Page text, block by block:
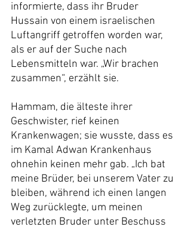
informierte, dass ihr Bruder
Hussain von einem israelischen
Luftangriff getroffen worden war,
als er auf der Suche nach
Lebensmitteln war. „Wir brachen
zusammen“, erzählt sie.
Hammam, die älteste ihrer
Geschwister, rief keinen
Krankenwagen; sie wusste, dass es
im Kamal Adwan Krankenhaus
ohnehin keinen mehr gab. „Ich bat
meine Brüder, bei unserem Vater zu
bleiben, während ich einen langen
Weg zurücklegte, um meinen
verletzten Bruder unter Beschuss